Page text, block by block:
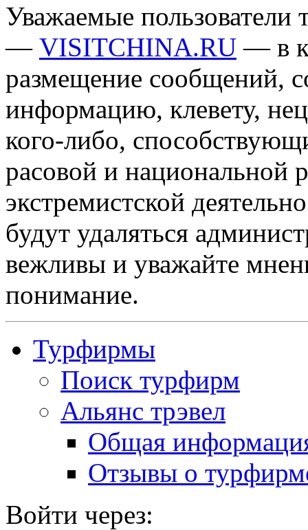
Уважаемые пользователи
— VISITCHINA.RU — в
размещение сообщений,
информацию, клевету,
кого-либо,
расовой и национальной
экстремистской
будут удаляться
вежливы и уважайте
понимание.
Турфирмы
Поиск турфирм
Альянс трэвел
Общая
Отзывы о
Войти через: